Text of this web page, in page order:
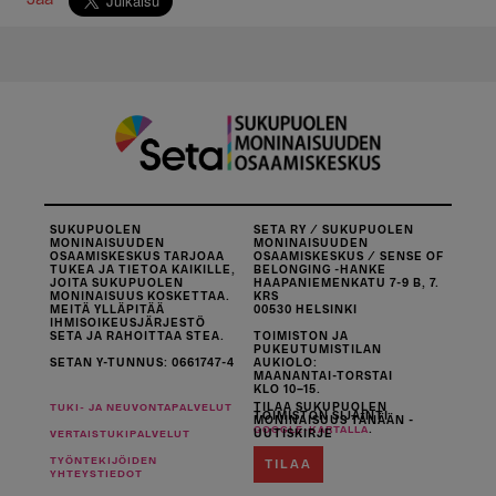
SUKUPUOLEN
MONINAISUUDEN
OSAAMISKESKUS TARJOAA
TUKEA JA TIETOA KAIKILLE,
JOITA SUKUPUOLEN
MONINAISUUS KOSKETTAA.
MEITÄ YLLÄPITÄÄ
IHMISOIKEUSJÄRJESTÖ
SETA JA RAHOITTAA STEA.
SETAN Y-TUNNUS: 0661747-4
SETA RY / SUKUPUOLEN
MONINAISUUDEN
OSAAMISKESKUS / SENSE OF
BELONGING -HANKE
HAAPANIEMENKATU 7-9 B, 7.
KRS
00530 HELSINKI
TOIMISTON JA
PUKEUTUMISTILAN
AUKIOLO:
MAANANTAI-TORSTAI
KLO 10–15.
TOIMISTON SIJAINTI
GOOGLE-KARTALLA
TUKI- JA NEUVONTAPALVELUT
VERTAISTUKIPALVELUT
TYÖNTEKIJÖIDEN
YHTEYSTIEDOT
TILAA SUKUPUOLEN
MONINAISUUS TÄNÄÄN -
UUTISKIRJE
TILAA